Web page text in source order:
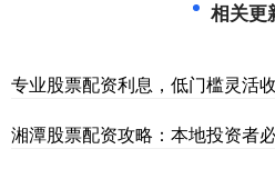
相关更
专业股票配资利息，低门槛灵活
湘潭股票配资攻略：本地投资者